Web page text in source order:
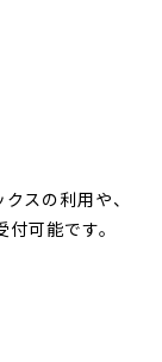
スの利用や、
可能です。